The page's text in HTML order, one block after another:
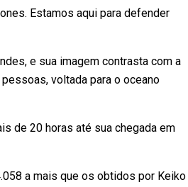
Estamos aqui para defender
e sua imagem contrasta com a
voltada para o oceano
de 20 horas até sua chegada em
a mais que os obtidos por Keiko